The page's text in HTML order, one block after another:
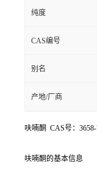
纯度
CAS编号
别名
产地/厂商
呋喃酮 CAS号：
呋喃酮的基本信息